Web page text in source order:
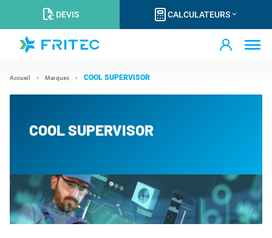
DEVIS CALCULATEURS
Accueil Marques COOL SUPERVISOR
COOL SUPERVISOR